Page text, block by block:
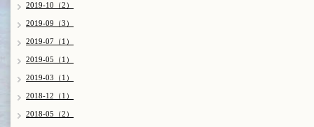
2019-10（2）
2019-09（3）
2019-07（1）
2019-05（1）
2019-03（1）
2018-12（1）
2018-05（2）